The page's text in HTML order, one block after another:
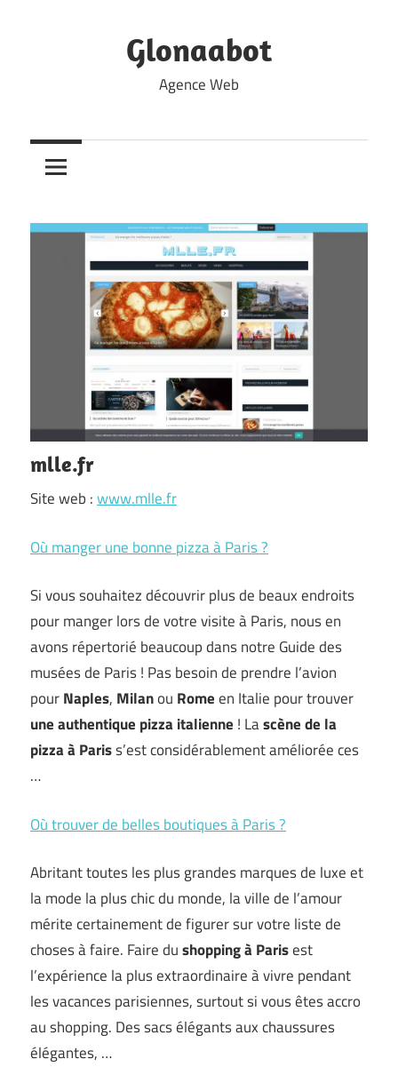
Glonaabot
Agence Web
mlle.fr
Site web :www.mlle.fr
Où manger une bonne pizza à Paris ?
Si vous souhaitez découvrir plus de beaux endroits
pour manger lors de votre visite à Paris, nous en
avons répertorié beaucoup dans notre Guide des
musées de Paris ! Pas besoin de prendre l’avion
pourNaples, Milanou Romeen Italie pour trouver
une authentique pizza italienne ! Lascène de la
pizza à Pariss’est considérablement améliorée ces
…
Où trouver de belles boutiques à Paris ?
Abritant toutes les plus grandes marques de luxe et
la mode la plus chic du monde, la ville de l’amour
mérite certainement de figurer sur votre liste de
choses à faire. Faire dushopping à Parisest
l’expérience la plus extraordinaire à vivre pendant
les vacances parisiennes, surtout si vous êtes accro
au shopping. Des sacs élégants aux chaussures
élégantes, …